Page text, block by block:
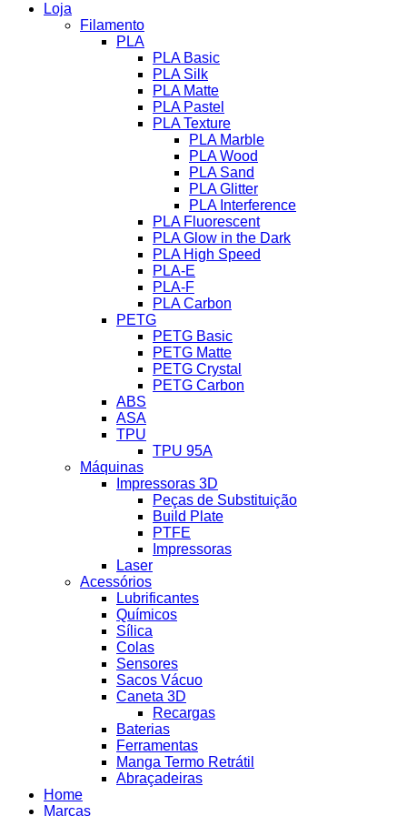
Loja
Filamento
PLA
PLA Basic
PLA Silk
PLA Matte
PLA Pastel
PLA Texture
PLA Marble
PLA Wood
PLA Sand
PLA Glitter
PLA Interference
PLA Fluorescent
PLA Glow in the Dark
PLA High Speed
PLA-E
PLA-F
PLA Carbon
PETG
PETG Basic
PETG Matte
PETG Crystal
PETG Carbon
ABS
ASA
TPU
TPU 95A
Máquinas
Impressoras 3D
Peças de Substituição
Build Plate
PTFE
Impressoras
Laser
Acessórios
Lubrificantes
Químicos
Sílica
Colas
Sensores
Sacos Vácuo
Caneta 3D
Recargas
Baterias
Ferramentas
Manga Termo Retrátil
Abraçadeiras
Home
Marcas